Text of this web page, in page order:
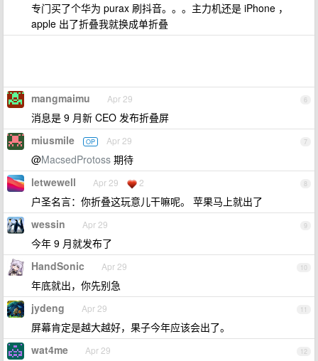
专门买了个华为 purax 刷抖音。。。主力机还是 iPhone ，
apple 出了折叠我就换成单折叠
6
mangmaimu Apr 29
消息是 9 月新 CEO 发布折叠屏
7
miusmile OP Apr 29
@MacsedProtoss 期待
8
letwewell Apr 29 2
户圣名言：你折叠这玩意儿干嘛呢。 苹果马上就出了
9
wessin Apr 29
今年 9 月就发布了
10
HandSonic Apr 29
年底就出，你先别急
11
jydeng Apr 29
屏幕肯定是越大越好，果子今年应该会出了。
12
wat4me Apr 29